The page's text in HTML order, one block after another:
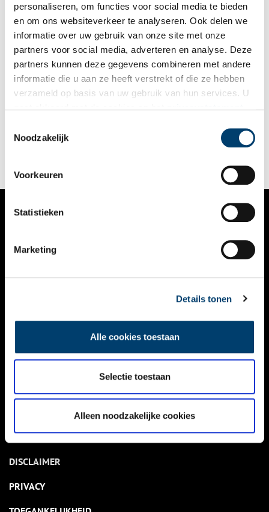
personaliseren, om functies voor social media te bieden
en om ons websiteverkeer te analyseren. Ook delen we
informatie over uw gebruik van onze site met onze
partners voor social media, adverteren en analyse. Deze
partners kunnen deze gegevens combineren met andere
informatie die u aan ze heeft verstrekt of die ze hebben
verzameld op basis van uw gebruik van hun services. U
Noodzakelijk
Voorkeuren
Statistieken
Marketing
Details tonen
Alle cookies toestaan
Selectie toestaan
Alleen noodzakelijke cookies
Met Brederode mee de dijk op
Het was op een mooie zondag ‘besaeyt met Menschen’ op de
Spaarndammerdijk schreef Brederode (1585-1618). Hij had
Wandel (in gedachten) met Brederode mee de stad uit. De dijk
op naar Spaarndam.
NIEUWS
KALENDER
ACTIVITEITEN
NIEUWSBRIEF
DISCLAIMER
PRIVACY